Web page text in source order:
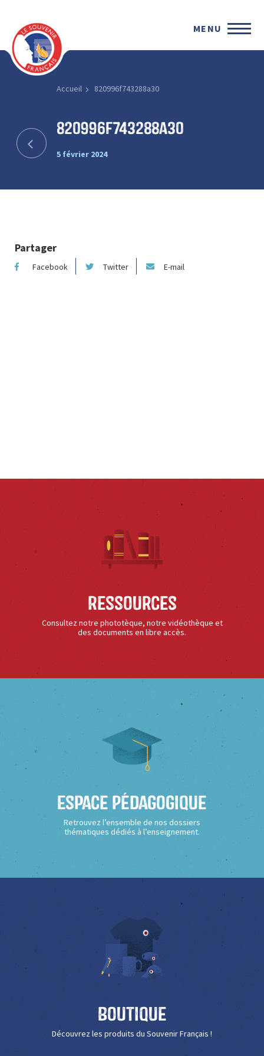
MENU
Accueil 820996f743288a30
820996f743288a30
5 février 2024
Partager
Facebook Twitter E-mail
Ressources
Consultez notre phototèque, notre vidéothèque et
des documents en libre accès.
Espace Pédagogique
Retrouvez l’ensemble de nos dossiers
thématiques dédiés à l’enseignement.
Boutique
Découvrez les produits du Souvenir Français !